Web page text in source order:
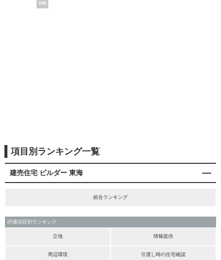
PR
項目別ランキング一覧
建売住宅 ビルダー 東海
総合ランキング
評価項目別ランキング
立地 情報提供
周辺環境 引渡し時の住宅確認